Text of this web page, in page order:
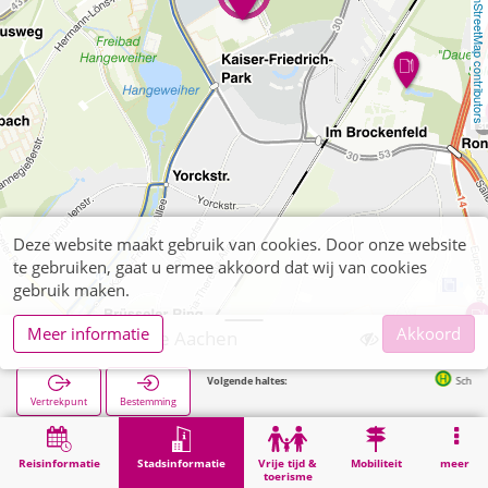
OpenStreetMap contributors
Reisinformatie Stadsinformatie
Vrije tijd &
toerisme
Mobiliteit meer
Waldorfschule Aachen
Vertrekpunt Bestemming
Volgende haltes: Schillerstraße in
Stadsinformatie Opleiding Waldorfschule Aachen
Deze website maakt gebruik van cookies. Door onze website
te gebruiken, gaat u ermee akkoord dat wij van cookies
gebruik maken.
Meer informatie
Akkoord